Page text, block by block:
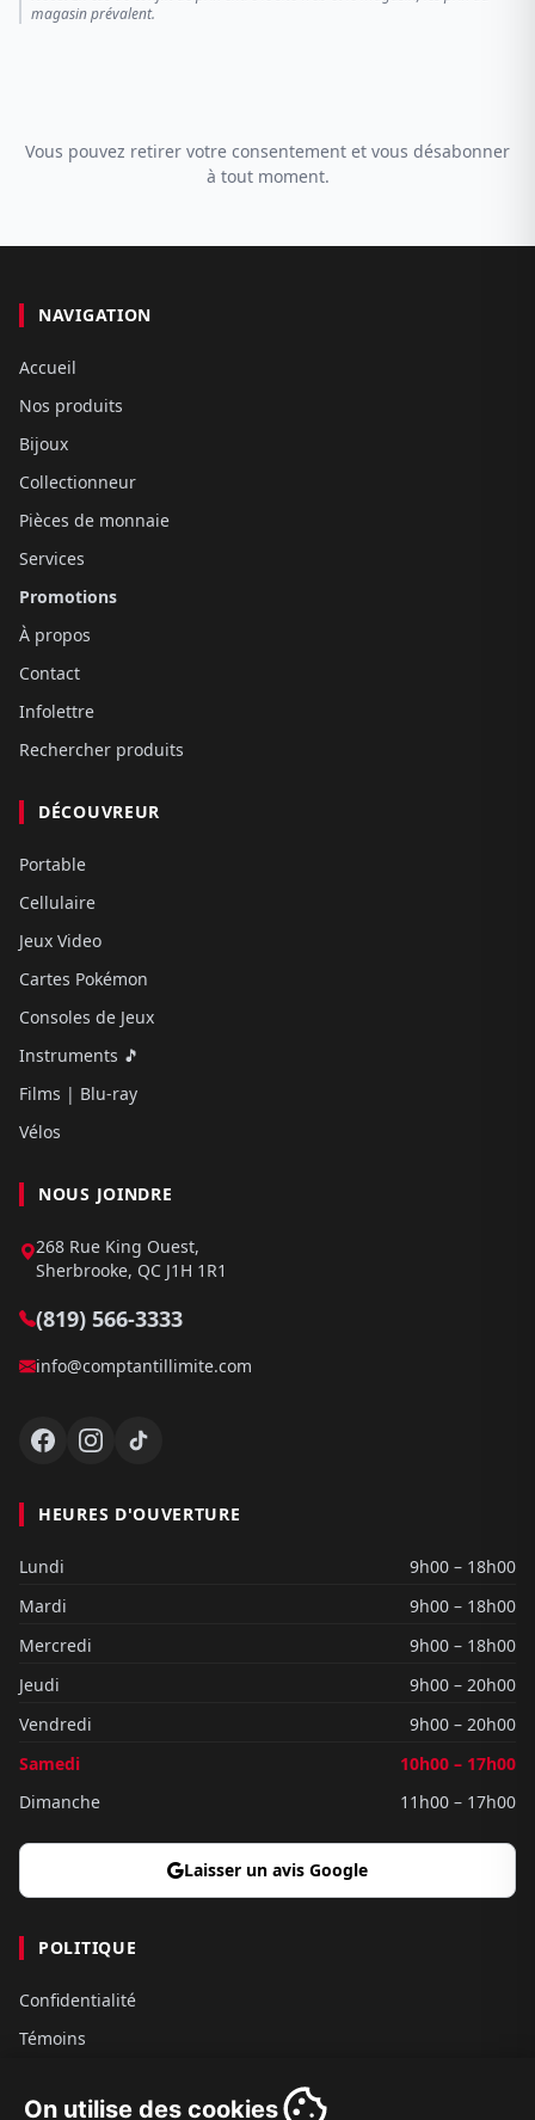
On utilise des cookies
magasin prévalent.
Vous pouvez retirer votre consentement et vous désabonner
à tout moment.
NAVIGATION
Accueil
Nos produits
Bijoux
Collectionneur
Pièces de monnaie
Services
Promotions
À propos
Contact
Infolettre
Rechercher produits
DÉCOUVREUR
Portable
Cellulaire
Jeux Video
Cartes Pokémon
Consoles de Jeux
Instruments 🎵
Films | Blu-ray
Vélos
NOUS JOINDRE
268 Rue King Ouest,
Sherbrooke, QC J1H 1R1
(819) 566-3333
info@comptantillimite.com
HEURES D'OUVERTURE
Lundi
9h00 – 18h00
Mardi
9h00 – 18h00
Mercredi
9h00 – 18h00
Jeudi
9h00 – 20h00
Vendredi
9h00 – 20h00
Samedi
10h00 – 17h00
Dimanche
11h00 – 17h00
Laisser un avis Google
POLITIQUE
Confidentialité
Témoins
Conditions